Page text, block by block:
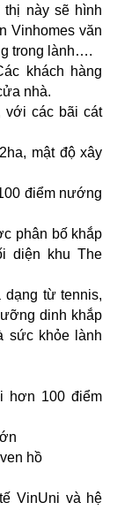
này sẽ hình
Vinhomes văn
trong lành….
khách hàng
nhà.
với các bãi cát
mật độ xây
điểm nướng
phân bố khắp
diện khu The
dạng từ tennis,
dinh khắp
sức khỏe lành
hơn 100 điểm
hồ
VinUni và hệ